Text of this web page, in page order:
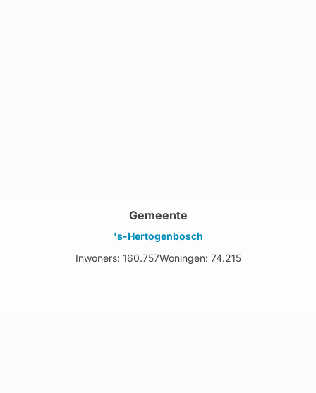
Gemeente
's-Hertogenbosch
Inwoners: 160.757Woningen: 74.215